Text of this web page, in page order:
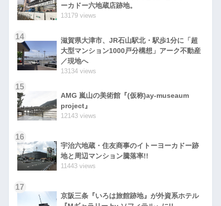
ーカドー六地蔵店跡地。
13179 views
14
滋賀県大津市、JR石山駅北・駅歩1分に「超
大型マンション1000戸分構想」アーク不動産
／現地へ
13134 views
15
AMG 嵐山の美術館『(仮称)ay-museaum
project』
12143 views
16
宇治六地蔵・住友商事のイトーヨーカドー跡
地と周辺マンション騰落率!!
11443 views
17
京阪三条『いろは旅館跡地』が外資系ホテル